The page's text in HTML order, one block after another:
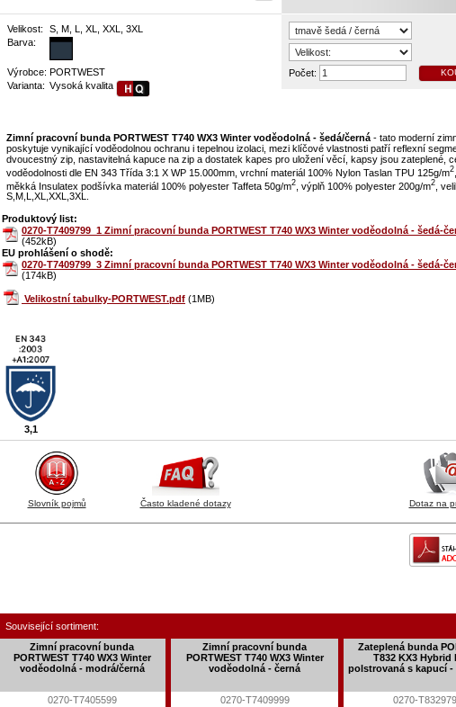
Velikost:
S, M, L, XL, XXL, 3XL
Barva:
Výrobce: PORTWEST
Varianta: Vysoká kvalita
Počet:
Zimní pracovní bunda PORTWEST T740 WX3 Winter voděodolná - šedá/černá - tato moderní
poskytuje vynikající voděodolnou ochranu i tepelnou izolaci, mezi klíčové vlastnosti patří reflexní
dvoucestný zip, nastavitelná kapuce na zip a dostatek kapes pro uložení věcí, kapsy jsou zateplené,
voděodolnosti dle EN 343 Třída 3:1 X WP 15.000mm, vrchní materiál 100% Nylon Taslan TPU 125g/m2
měkká Insulatex podšívka materiál 100% polyester Taffeta 50g/m2 , výplň 100% polyester 200g/m2 ,
S,M,L,XL,XXL,3XL.
Produktový list:
0270-T7409799_1 Zimní pracovní bunda PORTWEST T740 WX3 Winter voděodolná - šedá-
(452kB)
EU prohlášení o shodě:
0270-T7409799_3 Zimní pracovní bunda PORTWEST T740 WX3 Winter voděodolná - šedá-
(174kB)
Velikostní tabulky-PORTWEST.pdf (1MB)
3,1
Slovník pojmů Často kladené dotazy Dotaz na
Související sortiment:
Zimní pracovní bunda
PORTWEST T740 WX3 Winter
voděodolná - modrá/černá
0270-T7405599
Zimní pracovní bunda
PORTWEST T740 WX3 Winter
voděodolná - černá
0270-T7409999
Zateplená bunda
T832 KX3 Hybrid
polstrovaná s kapucí -
0270-